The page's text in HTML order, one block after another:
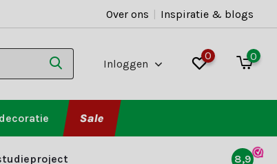
Over ons | Inspiratie & blogs
Inloggen
0 0
Sale
8,9